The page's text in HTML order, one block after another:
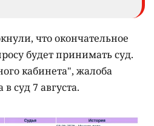
что окончательное
будет принимать суд.
кабинета", жалоба
суд 7 августа.